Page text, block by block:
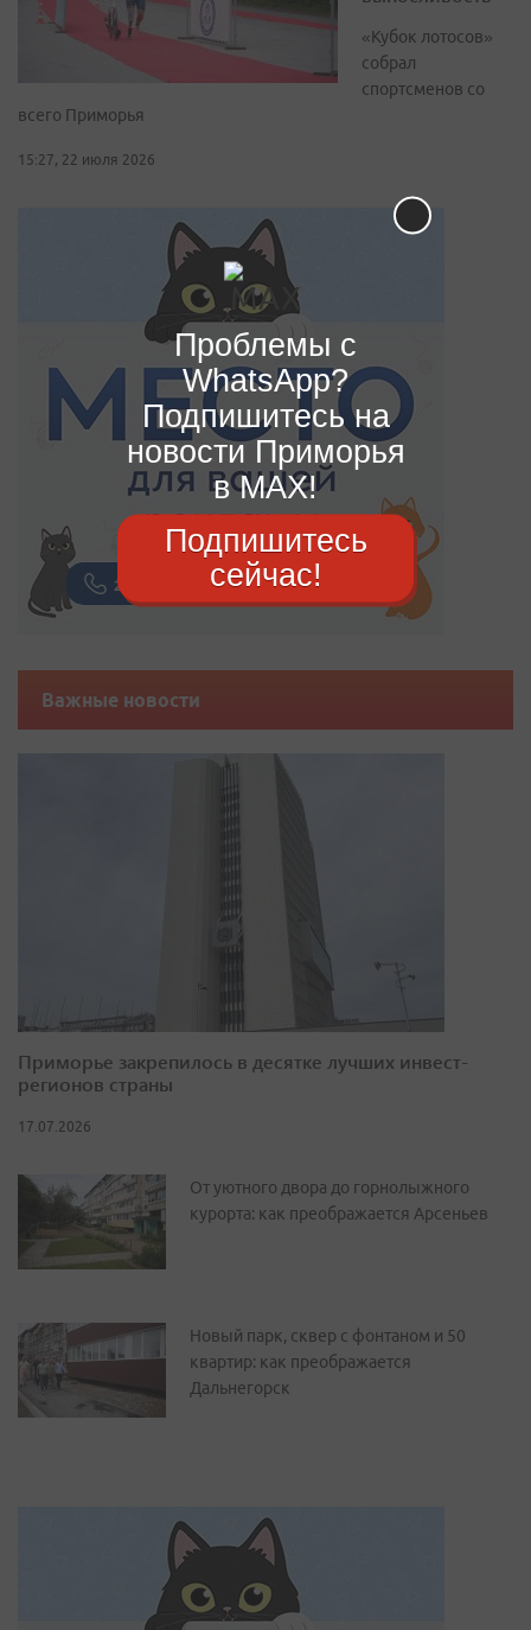
«Кубок лотосов»
собрал
спортсменов со
всего Приморья
15:27, 22 июля 2026
Важные новости
Приморье закрепилось в десятке лучших инвест-
регионов страны
17.07.2026
От уютного двора до горнолыжного
курорта: как преображается Арсеньев
Новый парк, сквер с фонтаном и 50
квартир: как преображается
Дальнегорск
Проблемы с
WhatsApp?
Подпишитесь на
новости Приморья
в MAX!
Подпишитесь
сейчас!